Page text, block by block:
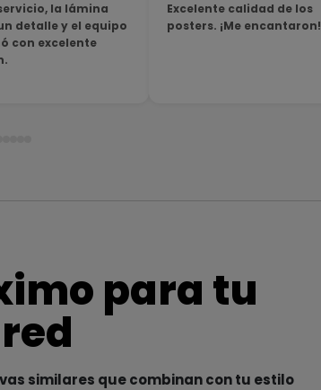
la lámina
detalle y el equipo
con excelente
Excelente calidad de los
posters. ¡Me encantaron!
para tu
similares que combinan con tu estilo